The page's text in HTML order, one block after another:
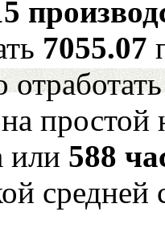
7055.07
на
или 588